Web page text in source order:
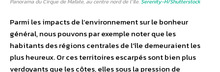
Panorama du Cirque de Mafate, au centre nord de l’île.Serenity-H/Shutterstock
Parmi les impacts de l’environnement sur le bonheur
général, nous pouvons par exemple noter que les
habitants des régions centrales de l’île demeuraient les
plus heureux. Or ces territoires escarpés sont bien plus
verdoyants que les côtes, elles sous la pression de